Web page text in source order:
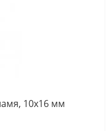
10х16 мм